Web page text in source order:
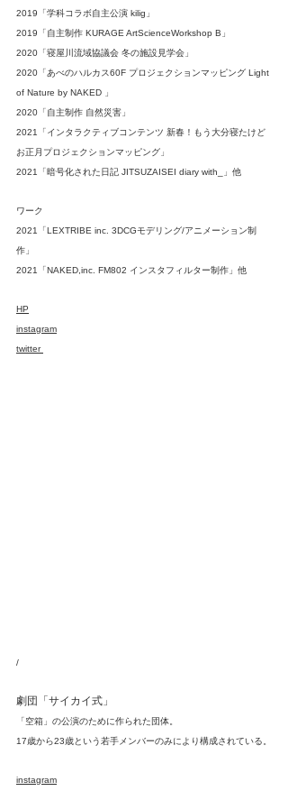
2019「学科コラボ自主公演 kilig」
2019「自主制作 KURAGE ArtScienceWorkshop B」
2020「寝屋川流域協議会 冬の施設見学会」
2020「あべのハルカス60F プロジェクションマッピング Light
of Nature by NAKED 」
2020「自主制作 自然災害」
2021「インタラクティブコンテンツ 新春！もう大分寝たけど
お正月プロジェクションマッピング」
2021「暗号化された日記 JITSUZAISEI diary with_」他
ワーク
2021「LEXTRIBE inc. 3DCGモデリング/アニメーション制
作」
2021「NAKED,inc. FM802 インスタフィルター制作」他
HP
instagram
twitter
/
劇団「サイカイ式」
「空箱」の公演のために作られた団体。
17歳から23歳という若手メンバーのみにより構成されている。
instagram